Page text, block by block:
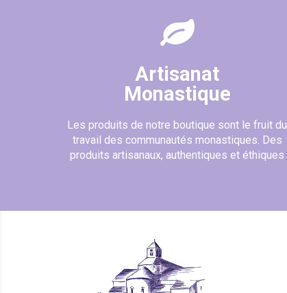
Artisanat
Monastique
Les produits de notre boutique sont le fruit du
travail des communautés monastiques. Des
produits artisanaux, authentiques et éthiques